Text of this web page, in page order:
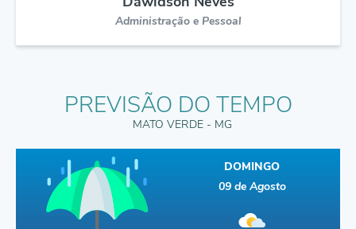
Administração e Pessoal
PREVISÃO DO TEMPO
MATO VERDE - MG
DOMINGO
09 de Agosto